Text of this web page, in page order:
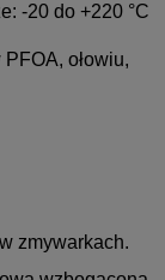
-20 do +220 °C
ołowiu,
zmywarkach.